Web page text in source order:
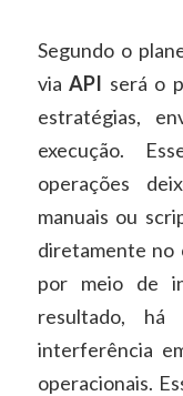
Segundo o
viaAPI será o
estratégias,
execução.
operações
manuais ou
diretamente no
por meio de
resultado, há
interferência
operacionais.